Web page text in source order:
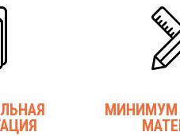
МИНИМУМ